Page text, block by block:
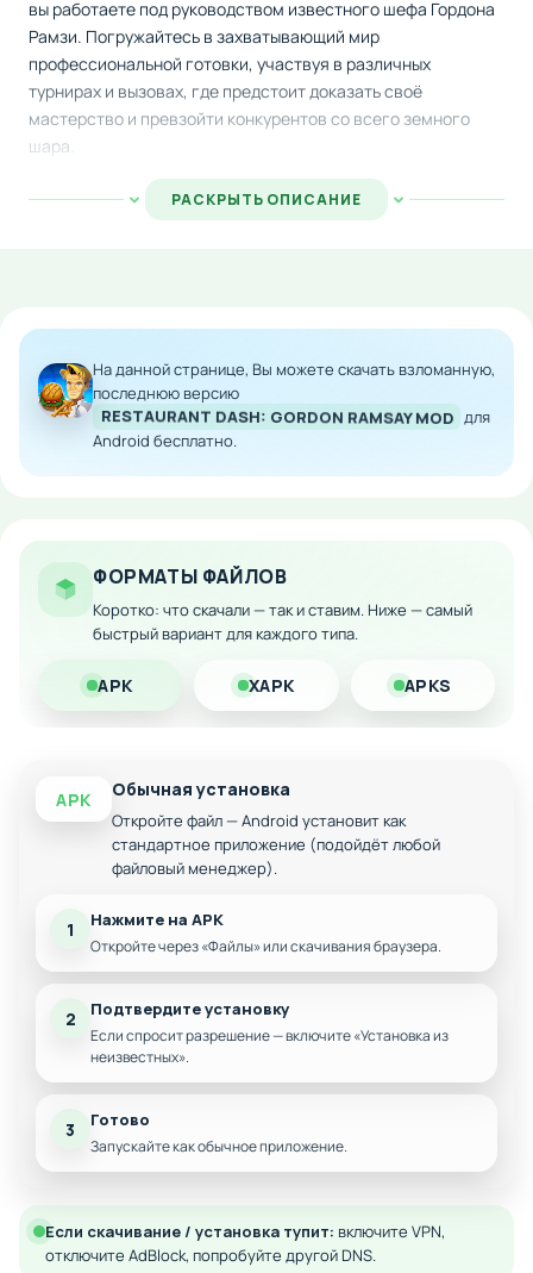
вы работаете под руководством известного шефа Гордона
Рамзи. Погружайтесь в захватывающий мир
профессиональной готовки, участвуя в различных
турнирах и вызовах, где предстоит доказать своё
мастерство и превзойти конкурентов со всего земного
шара.
Развивайте кулинарные навыки, экспериментируя с
сотнями уникальных блюд, постепенно расширяя
приготовления.
Особенности мода:
Безлимитное количество игровой валюты для
покупок и улучшений
Полный доступ ко всем ресторанам и меню без
оборудования кухни
Скачайте модифицированную версию прямо сейчас и
наслаждайтесь неограниченными возможностями в
кулинарной карьере!
РАСКРЫТЬ ОПИСАНИЕ
На данной странице, Вы можете скачать взломанную,
последнюю версию
RESTAURANT DASH: GORDON RAMSAY MOD для
Android бесплатно.
ФОРМАТЫ ФАЙЛОВ
Коротко: что скачали — так и ставим. Ниже — самый
быстрый вариант для каждого типа.
APK XAPK APKS
APK Обычная установка
Откройте файл — Android установит как
стандартное приложение (подойдёт любой
файловый менеджер).
1 Нажмите на APK
Откройте через «Файлы» или скачивания браузера.
2 Подтвердите установку
Если спросит разрешение — включите «Установка из
неизвестных».
3 Готово
Запускайте как обычное приложение.
Если скачивание / установка тупит: включите VPN,
отключите AdBlock, попробуйте другой DNS.